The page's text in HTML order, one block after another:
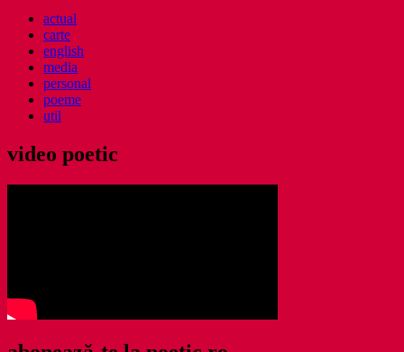
actual
carte
english
media
personal
poeme
util
video poetic